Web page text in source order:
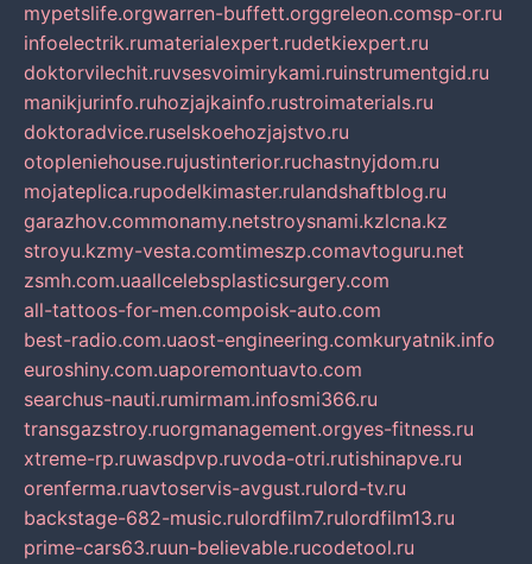
mypetslife.orgwarren-buffett.orggreleon.comsp-or.ru
infoelectrik.rumaterialexpert.rudetkiexpert.ru
doktorvilechit.ruvsesvoimirykami.ruinstrumentgid.ru
manikjurinfo.ruhozjajkainfo.rustroimaterials.ru
doktoradvice.ruselskoehozjajstvo.ru
otopleniehouse.rujustinterior.ruchastnyjdom.ru
mojateplica.rupodelkimaster.rulandshaftblog.ru
garazhov.commonamy.netstroysnami.kzlcna.kz
stroyu.kzmy-vesta.comtimeszp.comavtoguru.net
zsmh.com.uaallcelebsplasticsurgery.com
all-tattoos-for-men.compoisk-auto.com
best-radio.com.uaost-engineering.comkuryatnik.info
euroshiny.com.uaporemontuavto.com
searchus-nauti.rumirmam.infosmi366.ru
transgazstroy.ruorgmanagement.orgyes-fitness.ru
xtreme-rp.ruwasdpvp.ruvoda-otri.rutishinapve.ru
orenferma.ruavtoservis-avgust.rulord-tv.ru
backstage-682-music.rulordfilm7.rulordfilm13.ru
prime-cars63.ruun-believable.rucodetool.ru